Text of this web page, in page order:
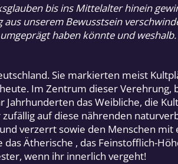
bis ins Mittelalter hinein
unserem Bewusstsein
haben könnte und
Sie markierten meist
Im Zentrum dieser Verehrung,
das Weibliche, die
auf diese nährenden
verzerrt sowie den Menschen mit
Ätherische , das Feinstofflich-
wenn ihr innerlich vergeht!